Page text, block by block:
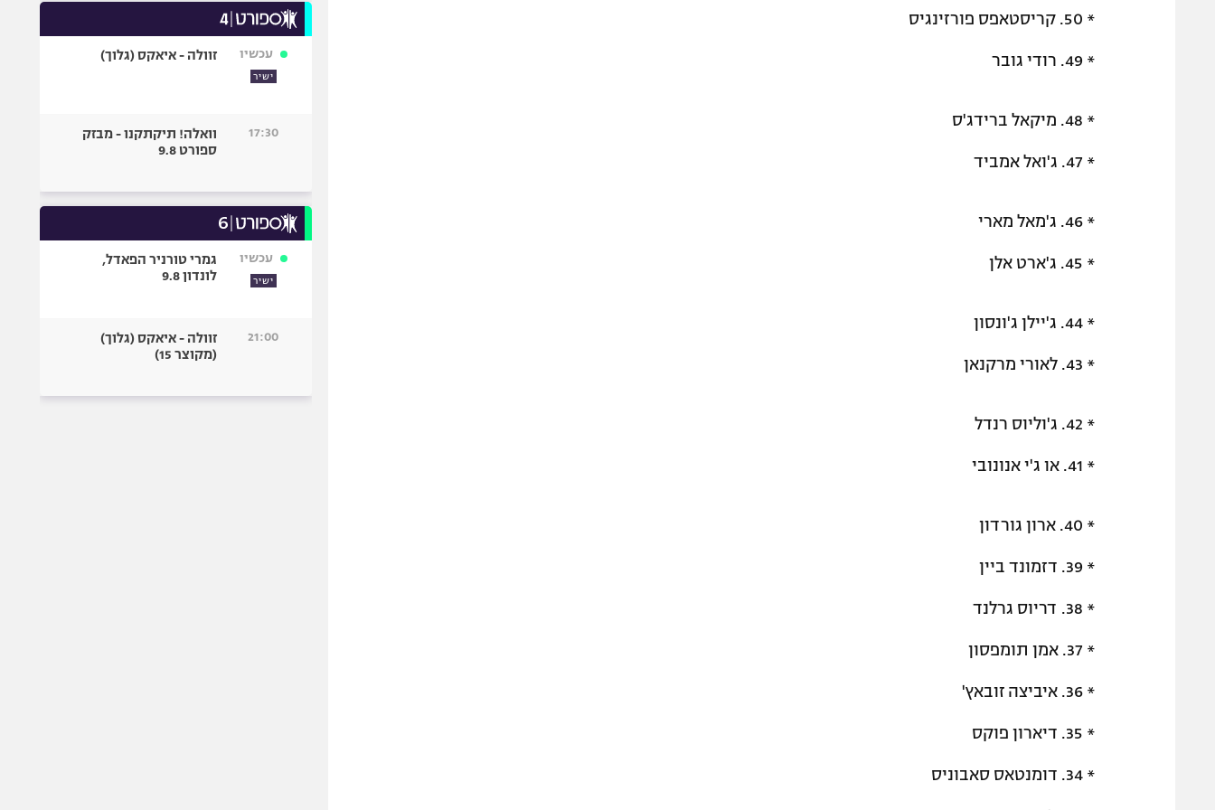
* 50. קריסטאפס פורזינגיס
* 49. רודי גובר
* 48. מיקאל ברידג'ס
* 47. ג'ואל אמביד
* 46. ג'מאל מארי
* 45. ג'ארט אלן
* 44. ג'יילן ג'ונסון
* 43. לאורי מרקנאן
* 42. ג'וליוס רנדל
* 41. או ג'י אנונובי
* 40. ארון גורדון
* 39. דזמונד ביין
* 38. דריוס גרלנד
* 37. אמן תומפסון
* 36. איביצה זובאץ'
* 35. דיארון פוקס
* 34. דומנטאס סאבוניס
עכשיו
ישיר
זוולה - איאקס (גלוך)
17:30
וואלה! תיקתקנו - מבזק
ספורט 9.8
עכשיו
ישיר
גמרי טורניר הפאדל,
לונדון 9.8
21:00
זוולה - איאקס (גלוך)
(מקוצר 15)